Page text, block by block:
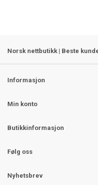
Norsk nettbutikk | Beste
Informasjon
Min konto
Butikkinformasjon
Følg oss
Nyhetsbrev